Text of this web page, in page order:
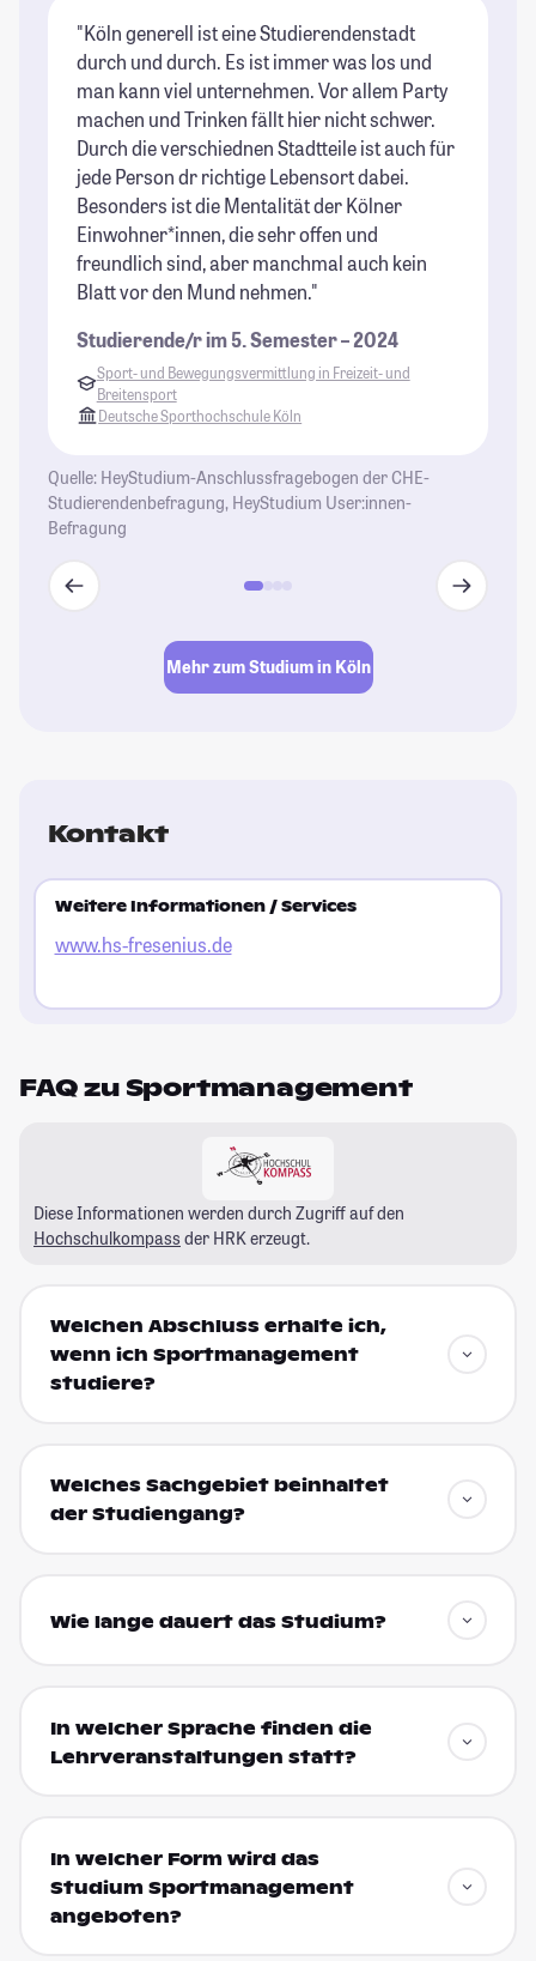
"Köln generell ist eine Studierendenstadt
durch und durch. Es ist immer was los und
man kann viel unternehmen. Vor allem Party
machen und Trinken fällt hier nicht schwer.
Durch die verschiednen Stadtteile ist auch für
jede Person dr richtige Lebensort dabei.
Besonders ist die Mentalität der Kölner
Einwohner*innen, die sehr offen und
freundlich sind, aber manchmal auch kein
Blatt vor den Mund nehmen."
Studierende/r im 5. Semester – 2024
Sport- und Bewegungsvermittlung in Freizeit- und
Breitensport
Deutsche Sporthochschule Köln
Quelle: HeyStudium-Anschlussfragebogen der CHE-
Studierendenbefragung, HeyStudium User:innen-
Befragung
Mehr zum Studium in Köln
Kontakt
Weitere Informationen / Services
www.hs-fresenius.de
FAQ zu Sportmanagement
Diese Informationen werden durch Zugriff auf den
Hochschulkompass der HRK erzeugt.
Welchen Abschluss erhalte ich,
wenn ich Sportmanagement
studiere?
Welches Sachgebiet beinhaltet
der Studiengang?
Wie lange dauert das Studium?
In welcher Sprache finden die
Lehrveranstaltungen statt?
In welcher Form wird das
Studium Sportmanagement
angeboten?